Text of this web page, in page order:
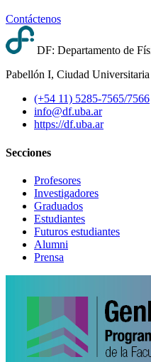
Contáctenos
DF: Departamento de
Pabellón I, Ciudad
(+54 11) 5285-7565/7566
info@df.uba.ar
https://df.uba.ar
Secciones
Profesores
Investigadores
Graduados
Estudiantes
Futuros estudiantes
Alumni
Prensa